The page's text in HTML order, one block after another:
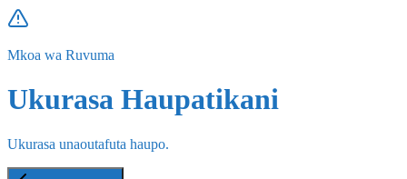
Mkoa wa Ruvuma
Ukurasa Haupatikani
Ukurasa unaoutafuta haupo.